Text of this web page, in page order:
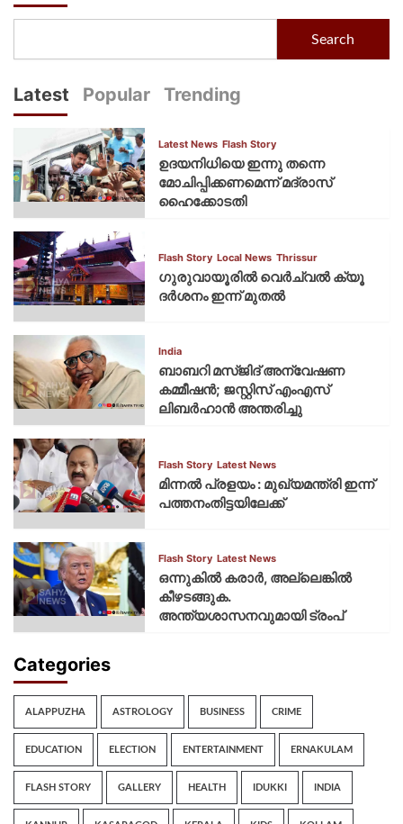
Search
Latest Popular Trending
Latest News Flash Story
ഉദയനിധിയെ ഇന്നു തന്നെ
മോചിപ്പിക്കണമെന്ന് മദ്രാസ്
ഹൈക്കോടതി
Flash Story Local News Thrissur
ഗുരുവായൂരില്‍ വെര്‍ച്വല്‍ ക്യൂ
ദര്‍ശനം ഇന്ന് മുതല്‍
India
ബാബറി മസ്ജിദ് അന്വേഷണ
കമ്മീഷന്‍; ജസ്റ്റിസ് എംഎസ്
ലിബര്‍ഹാന്‍ അന്തരിച്ചു
Flash Story Latest News
മിന്നല്‍ പ്രളയം : മുഖ്യമന്ത്രി ഇന്ന്
പത്തനംതിട്ടയിലേക്ക്
Flash Story Latest News
ഒന്നുകില്‍ കരാര്‍, അല്ലെങ്കില്‍
കീഴടങ്ങുക.
അന്ത്യശാസനവുമായി ട്രംപ്
Categories
ALAPPUZHA ASTROLOGY BUSINESS CRIME
EDUCATION ELECTION ENTERTAINMENT ERNAKULAM
FLASH STORY GALLERY HEALTH IDUKKI INDIA